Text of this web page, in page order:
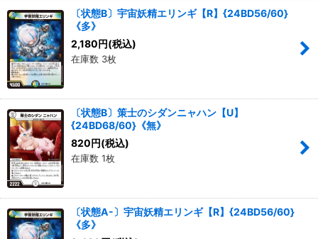
〔状態B〕宇宙妖精エリンギ【R】{24BD56/60}
《多》
2,180円(税込)
在庫数 3枚
〔状態B〕策士のシダンニャハン【U】
{24BD68/60}《無》
820円(税込)
在庫数 1枚
〔状態A-〕宇宙妖精エリンギ【R】{24BD56/60}
《多》